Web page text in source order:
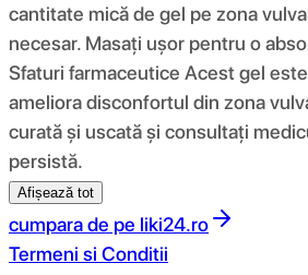
cantitate mică de gel pe zona
necesar. Masați ușor pentru o
Sfaturi farmaceutice Acest gel
ameliora disconfortul din zona
curată și uscată și consultați
persistă.
Afișează tot
cumpara de pe liki24.ro
Termeni si Conditii